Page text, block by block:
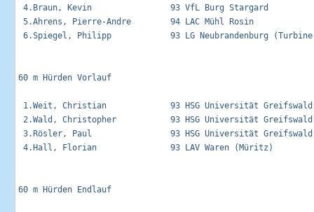
4.Braun, Kevin                93 VfL Burg Stargard
5.Ahrens, Pierre-Andre        94 LAC Mühl Rosin
6.Spiegel, Philipp            93 LG Neubrandenburg
60 m Hürden Vorlauf
1.Weit, Christian             93 HSG Universität
2.Wald, Christopher           93 HSG Universität
3.Rösler, Paul                93 HSG Universität
4.Hall, Florian               93 LAV Waren (Müritz)
60 m Hürden Endlauf